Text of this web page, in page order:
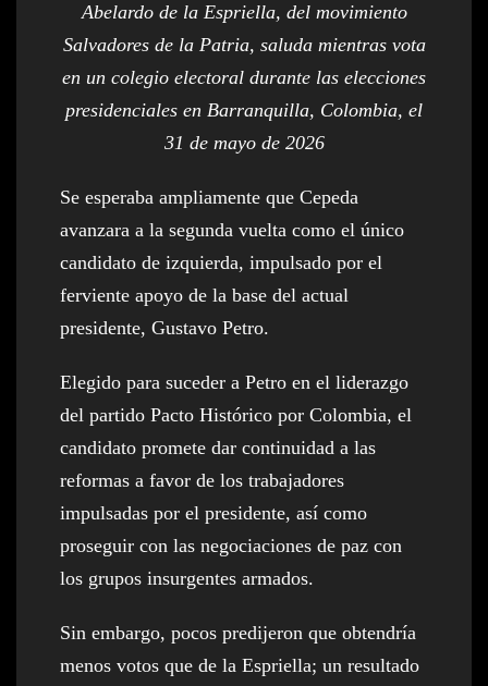
Abelardo de la Espriella, del movimiento
Salvadores de la Patria, saluda mientras vota
en un colegio electoral durante las elecciones
presidenciales en Barranquilla, Colombia, el
31 de mayo de 2026
Se esperaba ampliamente que Cepeda
avanzara a la segunda vuelta como el único
candidato de izquierda, impulsado por el
ferviente apoyo de la base del actual
presidente, Gustavo Petro.
Elegido para suceder a Petro en el liderazgo
del partido Pacto Histórico por Colombia, el
candidato promete dar continuidad a las
reformas a favor de los trabajadores
impulsadas por el presidente, así como
proseguir con las negociaciones de paz con
los grupos insurgentes armados.
Sin embargo, pocos predijeron que obtendría
menos votos que de la Espriella; un resultado